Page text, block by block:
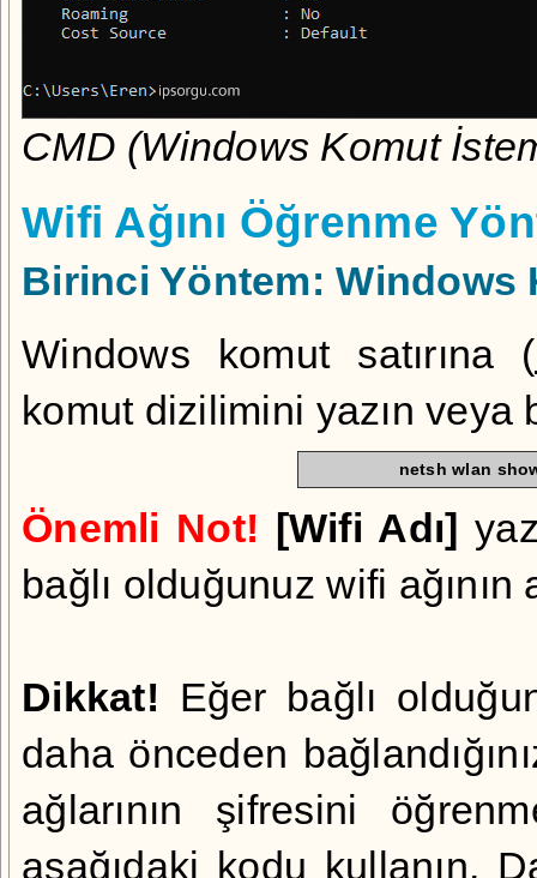
CMD (Windows Komut
Wifi Ağını Öğrenme
Birinci Yöntem: Windows
Windows komut satırına (
komut dizilimini yazın veya
netsh wlan
Önemli Not! [Wifi Adı]
bağlı olduğunuz wifi ağının
Dikkat! Eğer bağlı
daha önceden
ağlarının şifresini
aşağıdaki kodu kullanın.